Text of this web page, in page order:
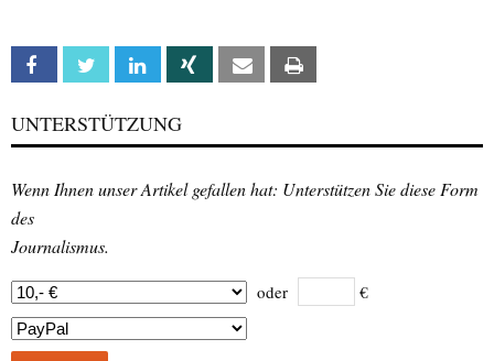
Facebook Twitter Linkedin Xing Email
UNTERSTÜTZUNG
Wenn Ihnen unser Artikel gefallen hat: Unterstützen Sie diese Form
des
Journalismus.
oder €